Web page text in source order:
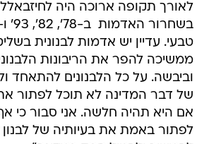
לאורך תקופה ארוכה היה
טבעי. עדיין יש אדמות לבנונית
ממשיכה להפר את הריבונות
וביבשה. על כל הלבנונים להתאחד
של דבר המדינה לא תוכל לפתור
אם היא תהיה חלשה. אני סבור כי
לפתור באמת את בעיותיה של לבנון